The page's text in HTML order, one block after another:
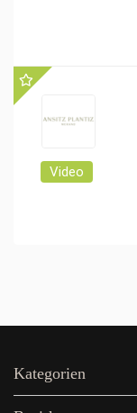
Video
Kategorien